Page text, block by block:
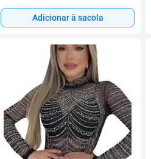
Adicionar à sacola